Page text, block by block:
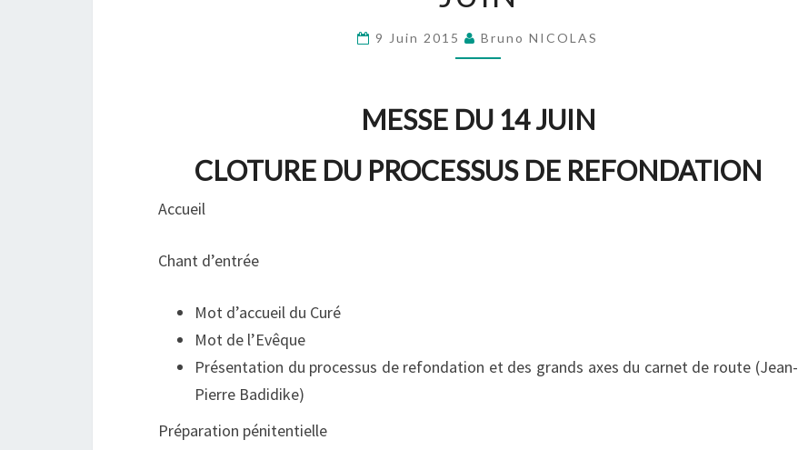
DU
14
9 Juin 2015 Bruno NICOLAS
MESSE DU 14 JUIN
CLOTURE DU PROCESSUS DE REFONDATION
Accueil
Chant d’entrée
Mot d’accueil du Curé
Mot de l’Evêque
Présentation du processus de refondation et des grands axes du carnet de route (Jean-
Pierre Badidike)
Préparation pénitentielle